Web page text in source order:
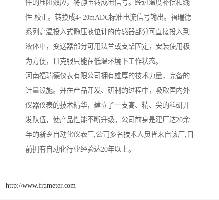
件的压阻效应，将静压转成电信号。经过温度补偿和线
性 校正。转换成4~20mADC标准电流信号输出。福瑞德
系列高温投入式静压液位计的传感器部分可直接投入到
液体中，变送器部分可用法兰或支架固定，安装使用极
为方便，且克服只能在低温环境下工作状态。
河南福瑞德仪表有限公司拥有雄厚的技术力量，完备的
计量设施。并在产品开发、研制的过程中，吸取国内外
仪器仪表的技术精华，建立了一支高、精、尖的科研开
发队伍，使产品性能不断升级。公司前身是建厂达20余
年的新乡自动化仪表厂,公司多名技术人员皆来自该厂,目
前拥有自动化行业经验达20年以上。
http://www.frdmeter.com